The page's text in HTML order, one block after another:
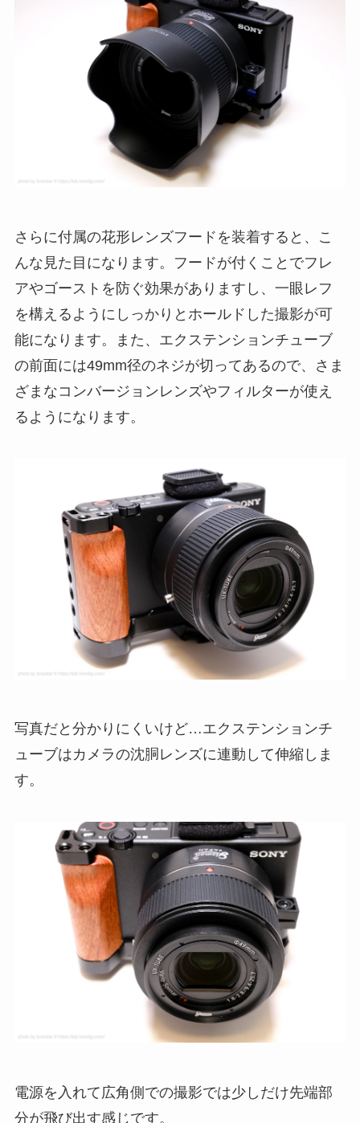
さらに付属の花形レンズフードを装着すると、こ
んな見た目になります。フードが付くことでフレ
アやゴーストを防ぐ効果がありますし、一眼レフ
を構えるようにしっかりとホールドした撮影が可
能になります。また、エクステンションチューブ
の前面には49mm径のネジが切ってあるので、さま
ざまなコンバージョンレンズやフィルターが使え
るようになります。
写真だと分かりにくいけど…エクステンションチ
ューブはカメラの沈胴レンズに連動して伸縮しま
す。
電源を入れて広角側での撮影では少しだけ先端部
分が飛び出す感じです。